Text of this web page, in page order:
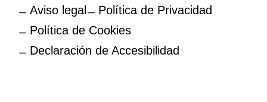
Aviso legal
Política de Privacidad
Política de Cookies
Declaración de Accesibilidad